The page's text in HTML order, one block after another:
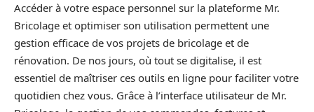
Accéder à votre espace personnel sur la plateforme Mr.
Bricolage et optimiser son utilisation permettent une
gestion efficace de vos projets de bricolage et de
rénovation. De nos jours, où tout se digitalise, il est
essentiel de maîtriser ces outils en ligne pour faciliter votre
quotidien chez vous. Grâce à l’interface utilisateur de Mr.